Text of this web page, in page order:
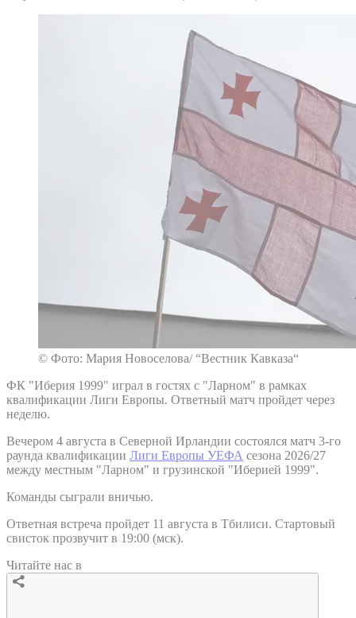
© Фото: Мария Новоселова/ “Вестник Кавказа“
ФК "Иберия 1999" играл в гостях с "Ларном" в рамках
квалификации Лиги Европы. Ответный матч пройдет через
неделю.
Вечером 4 августа в Северной Ирландии состоялся матч 3-го
раунда квалификации Лиги Европы УЕФА сезона 2026/27
между местным "Ларном" и грузинской "Иберией 1999".
Команды сыграли вничью.
Ответная встреча пройдет 11 августа в Тбилиси. Стартовый
свисток прозвучит в 19:00 (мск).
Читайте нас в